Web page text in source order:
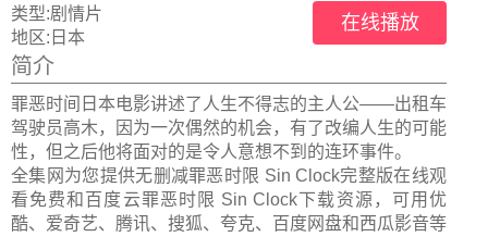
类型:剧情片
地区: 日本
在线播放
简介
罪恶时间日本电影讲述了人生不得志的主人公——出租车
驾驶员高木，因为一次偶然的机会，有了改编人生的可能
性，但之后他将面对的是令人意想不到的连环事件。
全集网为您提供无删减罪恶时限 Sin Clock完整版在线观
看免费和百度云罪恶时限 Sin Clock下载资源，可用优
酷、爱奇艺、腾讯、搜狐、夸克、百度网盘和西瓜影音等